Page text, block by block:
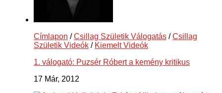
Címlapon /Csillag Születik Válogatás /Csillag
Születik Videók / Kiemelt Videók
1. válogató: Puzsér Róbert a kemény kritikus
17 Már, 2012